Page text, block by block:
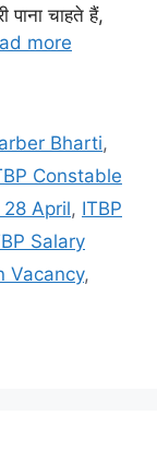
पाना चाहते हैं,
more
Bharti,
Constable
April, ITBP
Salary
Vacancy,